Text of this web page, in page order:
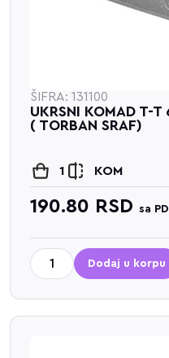
ŠIFRA: 131100
UKRSNI KOMAD T-
( TORBAN SRAF)
1 KOM
190.80 RSD sa
Dodaj u korpu